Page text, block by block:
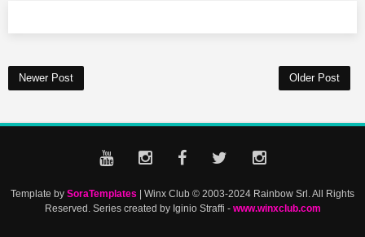
Newer Post Older Post
Template by SoraTemplates | Winx Club © 2003-2024 Rainbow Srl. All Rights
Reserved. Series created by Iginio Straffi - www.winxclub.com